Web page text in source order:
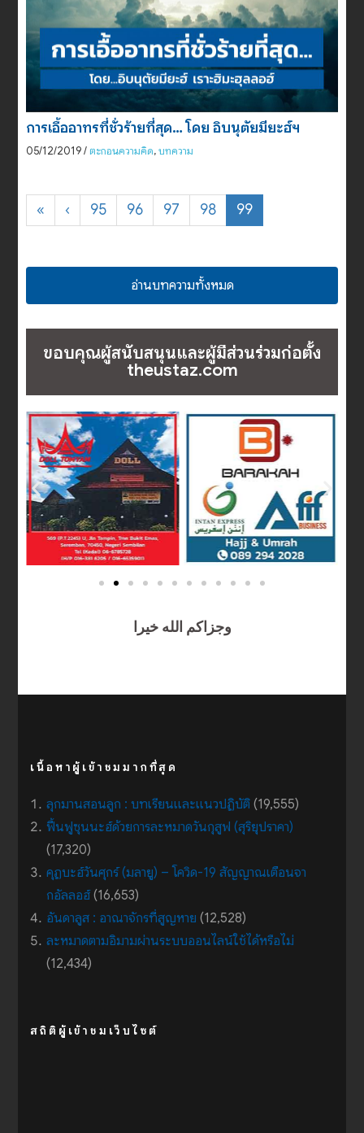
การเอื้ออาทรที่ชั่วร้ายที่สุด… โดย อิบนุตัยมียะฮ์ฯ
05/12/2019/ตะกอนความคิด,บทความ
« ‹ 95 96 97 98 99
อ่านบทความทั้งหมด
ขอบคุณผู้สนับสนุนและผู้มีส่วนร่วมก่อตั้ง
theustaz.com
وجزاكم الله خيرا
เนื้อหาผู้เข้าชมมากที่สุด
ลุกมานสอนลูก : บทเรียนและแนวปฏิบัติ (19,555)
ฟื้นฟูซุนนะฮ์ด้วยการละหมาดวันกุสูฟ (สุริยุปราคา)
(17,320)
คุฏบะฮ์วันศุกร์ (มลายู) – โควิด-19 สัญญาณเตือนจา
กอัลลอฮ์ (16,653)
อันดาลูส : อาณาจักรที่สูญหาย (12,528)
ละหมาดตามอิมามผ่านระบบออนไลน์ใช้ได้หรือไม่
(12,434)
สถิติผู้เข้าชมเว็บไซต์